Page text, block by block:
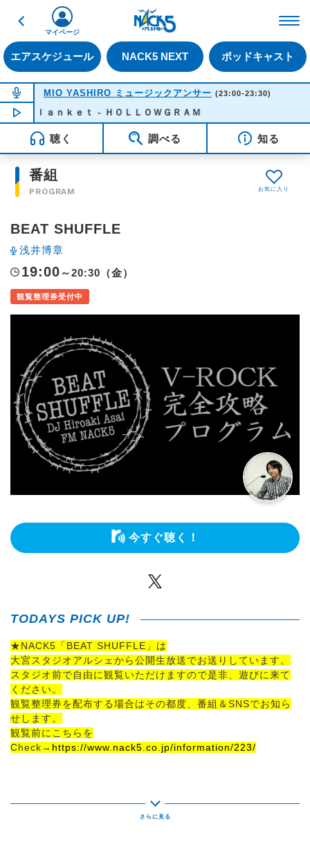
戻る
エアスケジュール NACK5 NEXT ポッドキャスト
マイページ
NOW ON AIR
MIO YASHIRO ミュージックアンサー (23:00-23:30)
NOW PLAYING 23:00
Ｂｌａｎｋｅｔ - ＨＯＬＬＯＷＧＲＡＭ
聴く 調べる 知る
番組
PROGRAM
BEAT SHUFFLE
浅井博章
19:00 ～20:30（金）
観覧整理券受付中
今すぐ聴く！
TODAYS PICK UP!
★NACK5「BEAT SHUFFLE」は
大宮スタジオアルシェから公開生放送でお送りしています。
スタジオ前で自由に観覧いただけますので是非、遊びに来て
ください。
観覧整理券を配布する場合はその都度、番組＆SNSでお知ら
せします。
観覧前にこちらを
Check→ https://www.nack5.co.jp/information/223/
■19時台前半はリクエストにおこたえします。